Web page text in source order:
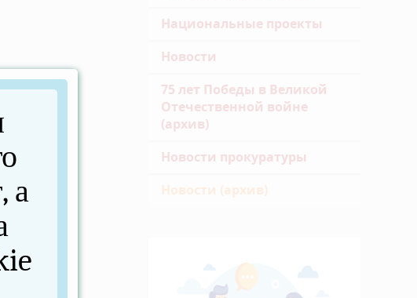
Национальные проекты
Новости
75 лет Победы в Великой
Отечественной войне
(архив)
Новости прокуратуры
Новости (архив)
а